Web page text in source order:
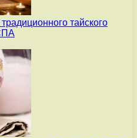
тайского